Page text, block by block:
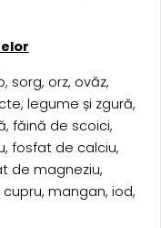
sorg, orz, ovăz,
legume și zgură,
făină de scoici,
fosfat de calciu,
de magneziu,
cupru, mangan, iod,